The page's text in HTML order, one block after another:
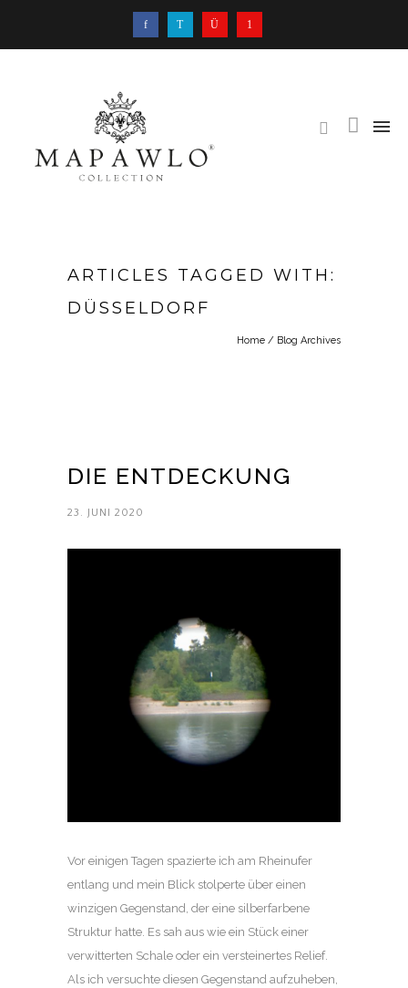
ARTICLES TAGGED WITH:
DÜSSELDORF
Home / Blog Archives
DIE ENTDECKUNG
23. JUNI 2020
Vor einigen Tagen spazierte ich am Rheinufer
entlang und mein Blick stolperte über einen
winzigen Gegenstand, der eine silberfarbene
Struktur hatte. Es sah aus wie ein Stück einer
verwitterten Schale oder ein versteinertes Relief.
Als ich versuchte diesen Gegenstand aufzuheben,